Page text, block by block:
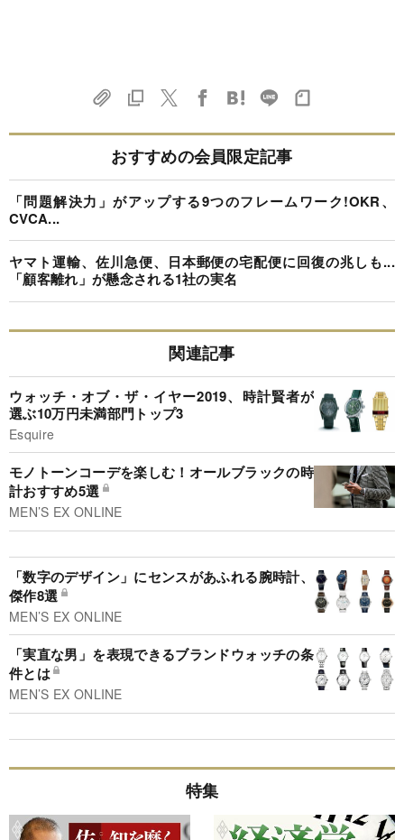
おすすめの会員限定記事
「問題解決力」がアップする9つのフレームワーク!OKR、
CVCA...
ヤマト運輸、佐川急便、日本郵便の宅配便に回復の兆しも...
「顧客離れ」が懸念される1社の実名
関連記事
ウォッチ・オブ・ザ・イヤー2019、時計賢者が
選ぶ10万円未満部門トップ3
Esquire
モノトーンコーデを楽しむ！オールブラックの時
計おすすめ5選
MEN’S EX ONLINE
「数字のデザイン」にセンスがあふれる腕時計、
傑作8選
MEN’S EX ONLINE
「実直な男」を表現できるブランドウォッチの条
件とは
MEN’S EX ONLINE
特集